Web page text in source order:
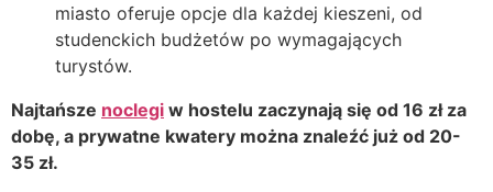
miasto oferuje opcje dla każdej kieszeni, od
studenckich budżetów po wymagających
turystów.
Najtańsze noclegi w hostelu zaczynają się od 16 zł za
dobę, a prywatne kwatery można znaleźć już od 20-
35 zł.